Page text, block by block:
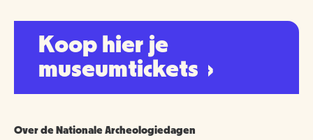
Koop hier je
museumtickets
Over de Nationale Archeologiedagen